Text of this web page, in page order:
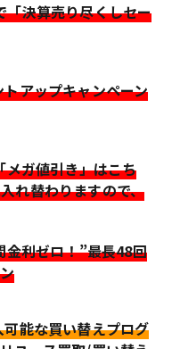
決算売り尽くしセー
アップキャンペーン
ガ値引き」はこち
れ替わりますので、
利ゼロ！”最長48回
能な買い替えプログ